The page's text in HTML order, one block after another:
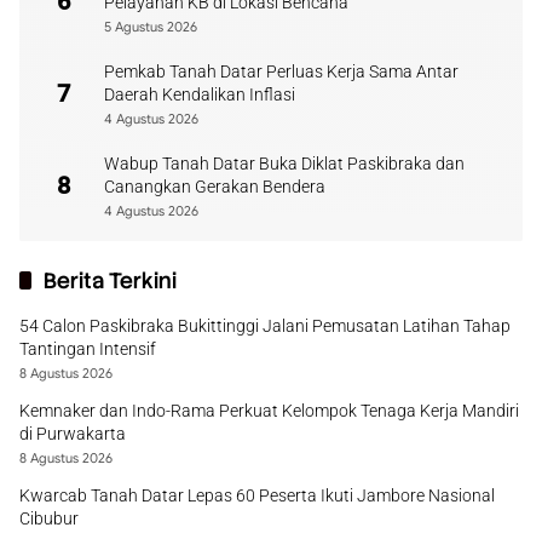
5 Agustus 2026
7
Pemkab Tanah Datar Perluas Kerja Sama Antar
Daerah Kendalikan Inflasi
4 Agustus 2026
8
Wabup Tanah Datar Buka Diklat Paskibraka dan
Canangkan Gerakan Bendera
4 Agustus 2026
Berita Terkini
54 Calon Paskibraka Bukittinggi Jalani Pemusatan Latihan Tahap
Tantingan Intensif
8 Agustus 2026
Kemnaker dan Indo-Rama Perkuat Kelompok Tenaga Kerja Mandiri
di Purwakarta
8 Agustus 2026
Kwarcab Tanah Datar Lepas 60 Peserta Ikuti Jambore Nasional
Cibubur